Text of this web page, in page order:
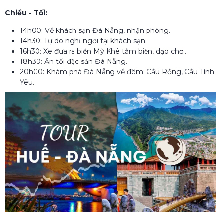
Chiều - Tối:
14h00: Về khách sạn Đà Nẵng, nhận phòng.
14h30: Tự do nghỉ ngơi tại khách sạn.
16h30: Xe đưa ra biển Mỹ Khê tắm biển, dạo chơi.
18h30: Ăn tối đặc sản Đà Nẵng.
20h00: Khám phá Đà Nẵng về đêm: Cầu Rồng, Cầu Tình
Yêu.